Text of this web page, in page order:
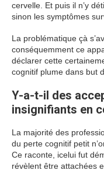
cervelle. Et puis il n’y
sinon les symptômes
La problématique çà
conséquemment ce
déclarer cette
cognitif plume dans but
Y-a-t-il des
insignifiants en
La majorité des
du perte cognitif petit
Ce raconte, icelui fut
révèlent être attachées